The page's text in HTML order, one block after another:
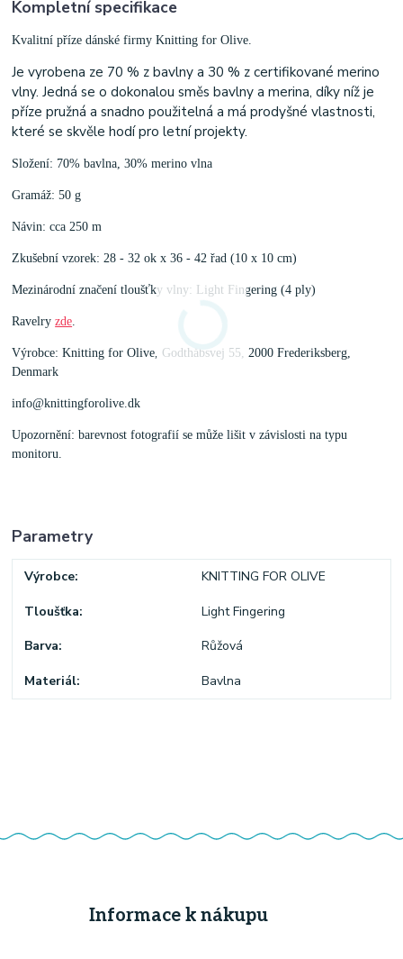
Kompletní specifikace
Kvalitní příze dánské firmy Knitting for Olive.
Je vyrobena ze 70 % z bavlny a 30 % z certifikované merino
vlny. Jedná se o dokonalou směs bavlny a merina, díky níž je
příze pružná a snadno použitelná a má prodyšné vlastnosti,
které se skvěle hodí pro letní projekty.
Složení: 70% bavlna, 30% merino vlna
Gramáž: 50 g
Návin: cca 250 m
Zkušební vzorek: 28 - 32 ok x 36 - 42 řad (10 x 10 cm)
Mezinárodní značení tloušťky vlny: Light Fingering (4 ply)
Ravelryzde
Výrobce: Knitting for Olive, Godthåbsvej 55, 2000 Frederiksberg,
Denmark
info@knittingforolive.dk
Upozornění: barevnost fotografií se může lišit v závislosti na typu
monitoru.
Parametry
Výrobce KNITTING FOR OLIVE
Tloušťka Light Fingering
Barva Růžová
Materiál Bavlna
Informace k nákupu